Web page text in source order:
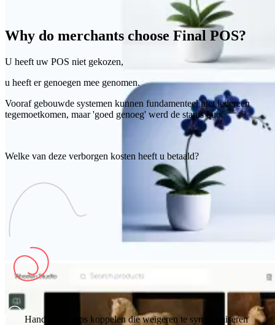
Why do merchants choose Final POS?
U heeft uw POS niet gekozen,
u heeft er genoegen mee genomen.
Vooraf gebouwde systemen kunnen fundamenteel niet iedereen
tegemoetkomen, maar 'goed genoeg' werd de status quo.
Welke van deze verborgen kosten heeft u betaald?
Handmatig apps koppelen die weigeren te synchroniseren